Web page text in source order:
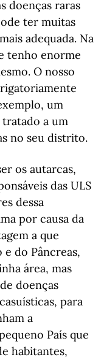
doenças raras
ter muitas
adequada. Na
tenho enorme
O nosso
um
a um
no seu distrito.
os autarcas,
das ULS
dessa
por causa da
a que
do Pâncreas,
área, mas
doenças
para
a
País que
habitantes,